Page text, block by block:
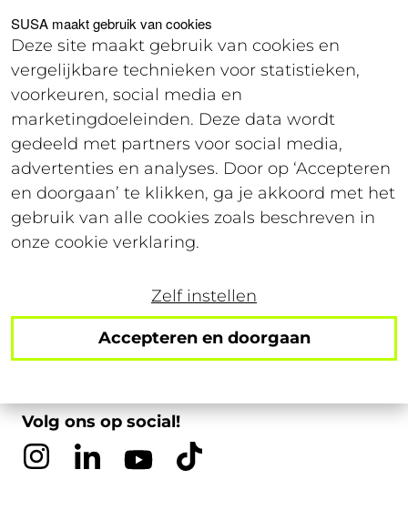
SUSA maakt gebruik van cookies
Deze site maakt gebruik van cookies en
vergelijkbare technieken voor statistieken,
voorkeuren, social media en
marketingdoeleinden. Deze data wordt
gedeeld met partners voor social media,
advertenties en analyses. Door op ‘Accepteren
en doorgaan’ te klikken, ga je akkoord met het
gebruik van alle cookies zoals beschreven in
onze cookie verklaring.
Zelf instellen
Accepteren en doorgaan
Voor studenten Voor werkgevers
Login
4 manieren om
te brengen!
28 juni 2019
Leestijd: 3 minuten
Volg ons op social!